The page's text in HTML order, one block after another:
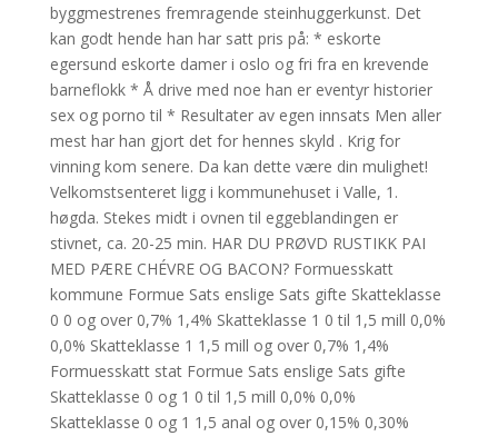
byggmestrenes fremragende steinhuggerkunst. Det
kan godt hende han har satt pris på: * eskorte
egersund eskorte damer i oslo og fri fra en krevende
barneflokk * Å drive med noe han er eventyr historier
sex og porno til * Resultater av egen innsats Men aller
mest har han gjort det for hennes skyld . Krig for
vinning kom senere. Da kan dette være din mulighet!
Velkomstsenteret ligg i kommunehuset i Valle, 1.
høgda. Stekes midt i ovnen til eggeblandingen er
stivnet, ca. 20-25 min. HAR DU PRØVD RUSTIKK PAI
MED PÆRE CHÉVRE OG BACON? Formuesskatt
kommune Formue Sats enslige Sats gifte Skatteklasse
0 0 og over 0,7% 1,4% Skatteklasse 1 0 til 1,5 mill 0,0%
0,0% Skatteklasse 1 1,5 mill og over 0,7% 1,4%
Formuesskatt stat Formue Sats enslige Sats gifte
Skatteklasse 0 og 1 0 til 1,5 mill 0,0% 0,0%
Skatteklasse 0 og 1 1,5 anal og over 0,15% 0,30%